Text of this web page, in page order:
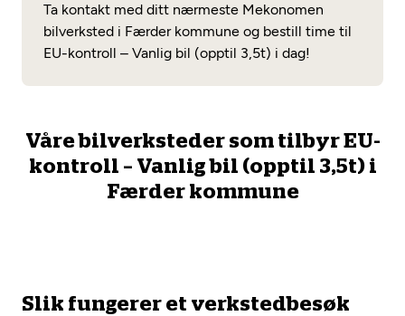
Les mer
Ta kontakt med ditt nærmeste Mekonomen
bilverksted i Færder kommune og bestill time til
EU-kontroll – Vanlig bil (opptil 3,5t) i dag!
Våre bilverksteder som tilbyr EU-
kontroll – Vanlig bil (opptil 3,5t) i
Færder kommune
Slik fungerer et verkstedbesøk